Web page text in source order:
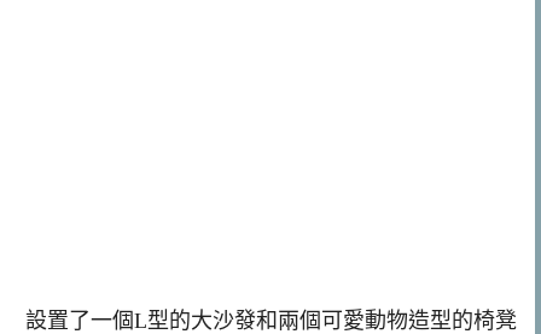
設置了一個L型的大沙發和兩個可愛動物造型的椅凳